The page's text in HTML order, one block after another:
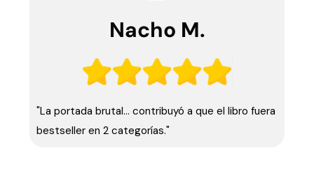
Nacho M.
"La portada brutal… contribuyó a que el libro fuera
bestseller en 2 categorías."